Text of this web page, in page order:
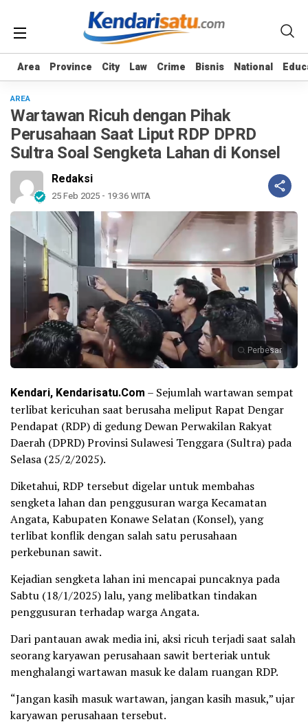
Area Province City Law Crime Bisnis National
Area Province City Law Crime Bisnis National
AREA
Wartawan Ricuh dengan Pihak
Perusahaan Saat Liput RDP DPRD
Sultra Soal Sengketa Lahan di Konsel
Redaksi
25 Feb 2025 - 19:36 WITA
Perbesar
Kendari, Kendarisatu.Com – Sejumlah wartawan sempat
terlibat kericuhan saat berusaha meliput Rapat Dengar
Pendapat (RDP) di gedung Dewan Perwakilan Rakyat
Daerah (DPRD) Provinsi Sulawesi Tenggara (Sultra) pada
Selasa (25/2/2025).
Diketahui, RDP tersebut digelar untuk membahas
sengketa lahan dan penggusuran warga Kecamatan
Angata, Kabupaten Konawe Selatan (Konsel), yang
terlibat konflik dengan salah satu perusahaan
perkebunan sawit.
Kejadian sengketa lahan ini mencapai puncaknya pada
Sabtu (18/1/2025) lalu, yang melibatkan tindakan
penggusuran terhadap warga Angata.
Dari pantauan awak media ini, aksi ricuh terjadi saat salah
seorang karyawan perusahaan sawit berteriak untuk
menghalangi wartawan masuk ke dalam ruangan RDP.
“Jangan kasih masuk wartawan, jangan kasih masuk,” ujar
karyawan perusahaan tersebut.